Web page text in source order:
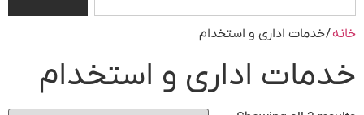
خانه/ خدمات اداری و استخدام
خدمات اداری و استخدام